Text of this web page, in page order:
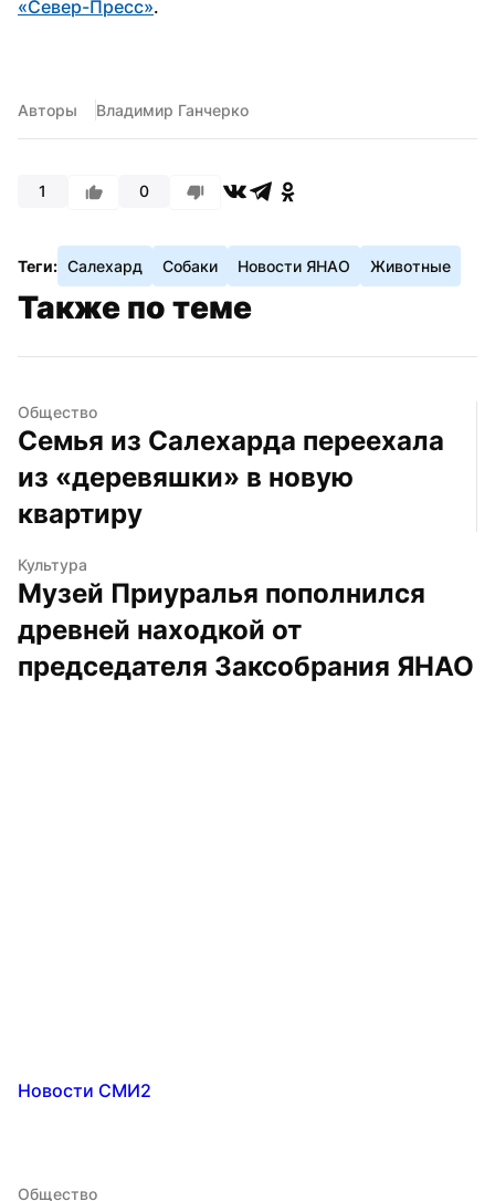
«Север-Пресс».
Авторы Владимир Ганчерко
1 0
Теги: Салехард Собаки Новости ЯНАО Животные
Также по теме
Общество
Семья из Салехарда переехала
из «деревяшки» в новую
квартиру
Культура
Музей Приуралья пополнился
древней находкой от
председателя Заксобрания ЯНАО
Новости СМИ2
Общество